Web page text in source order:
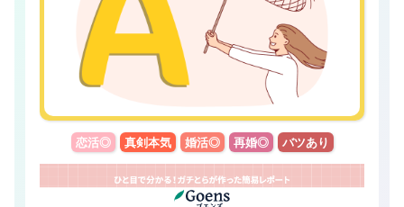
恋活◎ 真剣本気 婚活◎ 再婚◎ バツあり